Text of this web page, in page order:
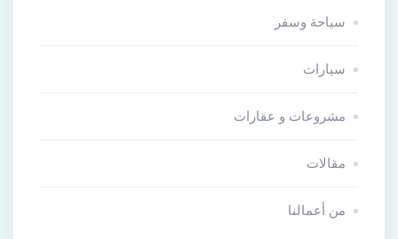
سياحة وسفر
سيارات
مشروعات و عقارات
مقالات
من أعمالنا